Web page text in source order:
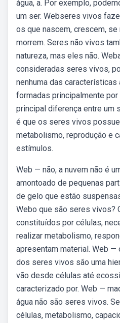
água, a. Por exemplo,
um ser. Webseres vivos
os que nascem, crescem, se
morrem. Seres não vivos
natureza, mas eles não.
consideradas seres vivos,
nenhuma das características
formadas principalmente
principal diferença entre um
é que os seres vivos
metabolismo, reprodução e
estímulos.
Web — não, a nuvem não é
amontoado de pequenas
de gelo que estão
Webo que são seres vivos?
constituídos por células,
realizar metabolismo,
apresentam material. Web
dos seres vivos são uma
vão desde células até
caracterizado por. Web —
água não são seres vivos.
células, metabolismo,